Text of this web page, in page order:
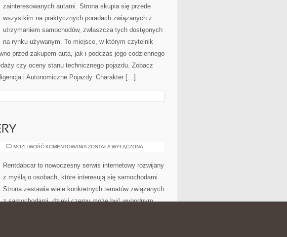
zainteresowanych autami. Strona skupia się przede
wszystkim na praktycznych poradach związanych z
utrzymaniem samochodów, zwłaszcza tych dostępnych
na rynku używanym. To miejsce, w którym czytelnik
przed zakupem auta, jak i podczas jego codziennego
czy oceny stanu technicznego pojazdu. Zobacz
i Autonomiczne Pojazdy. Charakter […]
MOŻLIWOŚĆ KOMENTOWANIA NOWOŚCI
ZOSTAŁA WYŁĄCZONA
Rentdabcar to nowoczesny serwis internetowy rozwijany
z myślą o osobach, które interesują się samochodami.
Strona zestawia wiele konkretnych tematów związanych
z samochodami, dzięki czemu może być wygodnym